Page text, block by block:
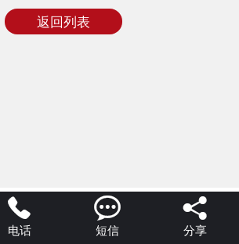
返回列表

电话

短信

分享